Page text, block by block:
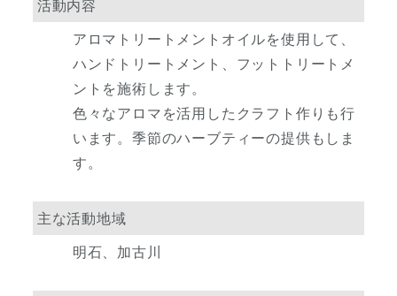
活動内容
アロマトリートメントオイルを使用して、
ハンドトリートメント、フットトリートメ
ントを施術します。
色々なアロマを活用したクラフト作りも行
います。季節のハーブティーの提供もしま
す。
主な活動地域
明石、加古川